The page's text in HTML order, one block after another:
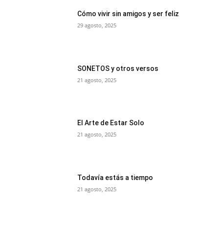
Cómo vivir sin amigos y ser feliz
29 agosto, 2025
SONETOS y otros versos
21 agosto, 2025
El Arte de Estar Solo
21 agosto, 2025
Todavía estás a tiempo
21 agosto, 2025